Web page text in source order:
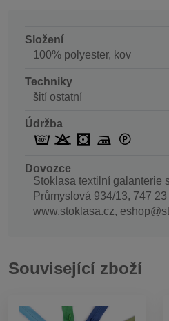
Složení
100% polyester, kov
Techniky
šití ostatní
Údržba
Dovozce
Stoklasa textilní galanterie
Průmyslová 934/13, 747
www.stoklasa.cz,
Související zboží